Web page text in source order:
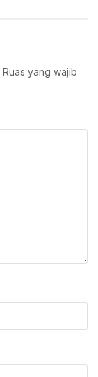
Ruas yang wajib